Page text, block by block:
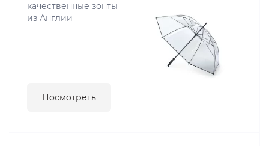
качественные зонты
из Англии
Посмотреть